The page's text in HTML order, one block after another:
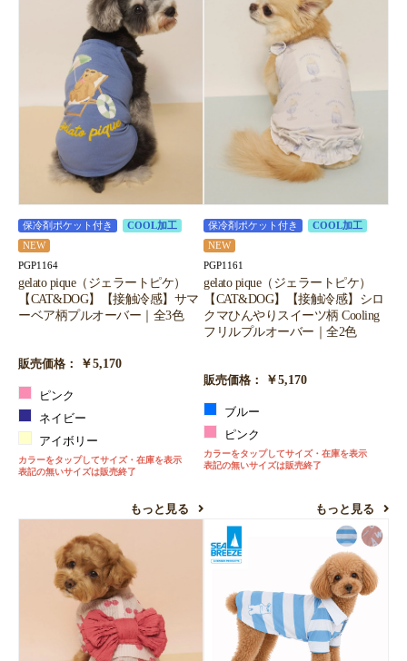
保冷剤ポケット付き
COOL加工
NEW
PGP1164
gelato pique（ジェラートピケ）
【CAT&DOG】【接触冷感】サマ
ーベア柄プルオーバー｜全3色
販売価格： ￥5,170
ピンク
ネイビー
アイボリー
カラーをタップしてサイズ・在庫を表示
表記の無いサイズは販売終了
もっと見る
保冷剤ポケット付き
COOL加工
NEW
PGP1161
gelato pique（ジェラートピケ）
【CAT&DOG】【接触冷感】シロ
クマひんやりスイーツ柄 Cooling
フリルプルオーバー｜全2色
販売価格： ￥5,170
ブルー
ピンク
カラーをタップしてサイズ・在庫を表示
表記の無いサイズは販売終了
もっと見る